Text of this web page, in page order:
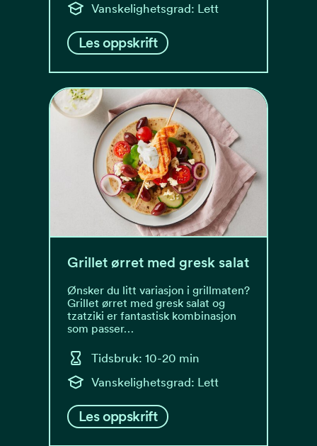
Vanskelighetsgrad: Lett
Les oppskrift
Grillet ørret med gresk salat
Ønsker du litt variasjon i grillmaten?
Grillet ørret med gresk salat og
tzatziki er fantastisk kombinasjon
som passer…
Tidsbruk: 10-20 min
Vanskelighetsgrad: Lett
Les oppskrift